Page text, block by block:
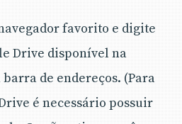
favorito e digite
Drive disponível na
barra de endereços. (Para
é necessário possuir